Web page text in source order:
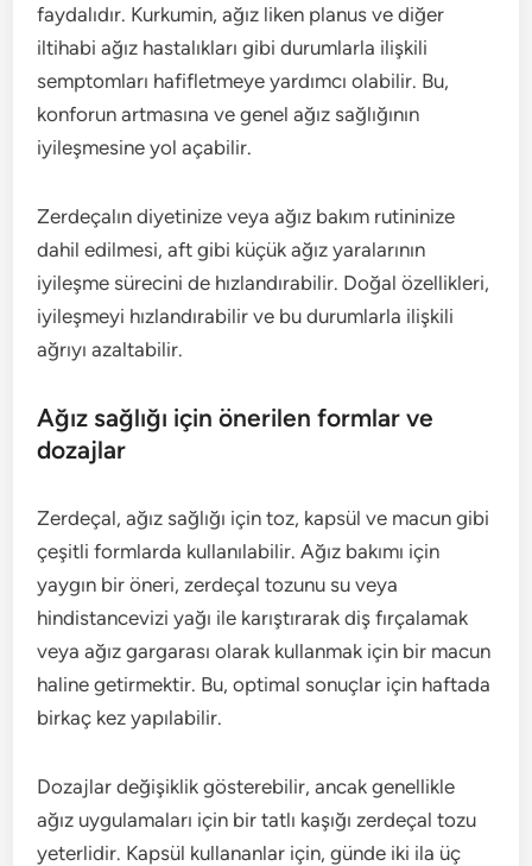
faydalıdır. Kurkumin, ağız liken planus ve diğer
iltihabi ağız hastalıkları gibi durumlarla ilişkili
semptomları hafifletmeye yardımcı olabilir. Bu,
konforun artmasına ve genel ağız sağlığının
iyileşmesine yol açabilir.
Zerdeçalın diyetinize veya ağız bakım rutininize
dahil edilmesi, aft gibi küçük ağız yaralarının
iyileşme sürecini de hızlandırabilir. Doğal özellikleri,
iyileşmeyi hızlandırabilir ve bu durumlarla ilişkili
ağrıyı azaltabilir.
Ağız sağlığı için önerilen formlar ve
dozajlar
Zerdeçal, ağız sağlığı için toz, kapsül ve macun gibi
çeşitli formlarda kullanılabilir. Ağız bakımı için
yaygın bir öneri, zerdeçal tozunu su veya
hindistancevizi yağı ile karıştırarak diş fırçalamak
veya ağız gargarası olarak kullanmak için bir macun
haline getirmektir. Bu, optimal sonuçlar için haftada
birkaç kez yapılabilir.
Dozajlar değişiklik gösterebilir, ancak genellikle
ağız uygulamaları için bir tatlı kaşığı zerdeçal tozu
yeterlidir. Kapsül kullananlar için, günde iki ila üç